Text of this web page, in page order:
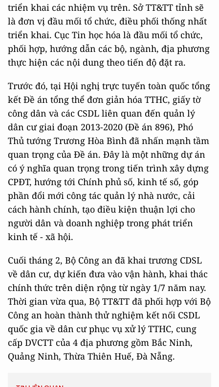
triển khai các nhiệm vụ trên. Sở TT&TT tỉnh sẽ
là đơn vị đầu mối tổ chức, điều phối thống nhất
triển khai. Cục Tin học hóa là đầu mối tổ chức,
phối hợp, hướng dẫn các bộ, ngành, địa phương
thực hiện các nội dung theo tiến độ đặt ra.
Trước đó, tại Hội nghị trực tuyến toàn quốc tổng
kết Đề án tổng thể đơn giản hóa TTHC, giấy tờ
công dân và các CSDL liên quan đến quản lý
dân cư giai đoạn 2013-2020 (Đề án 896), Phó
Thủ tướng Trương Hòa Bình đã nhấn mạnh tầm
quan trọng của Đề án. Đây là một những dự án
có ý nghĩa quan trọng trong tiến trình xây dựng
CPĐT, hướng tới Chính phủ số, kinh tế số, góp
phần đổi mới công tác quản lý nhà nước, cải
cách hành chính, tạo điều kiện thuận lợi cho
người dân và doanh nghiệp trong phát triển
kinh tế - xã hội.
Cuối tháng 2, Bộ Công an đã khai trương CDSL
về dân cư, dự kiến đưa vào vận hành, khai thác
chính thức trên diện rộng từ ngày 1/7 năm nay.
Thời gian vừa qua, Bộ TT&TT đã phối hợp với Bộ
Công an hoàn thành thử nghiệm kết nối CSDL
quốc gia về dân cư phục vụ xử lý TTHC, cung
cấp DVCTT của 4 địa phương gồm Bắc Ninh,
Quảng Ninh, Thừa Thiên Huế, Đà Nẵng.